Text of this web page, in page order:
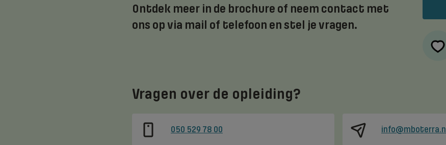
Ontdek meer in de brochure of neem contact met
ons op via mail of telefoon en stel je vragen.
Vragen over de opleiding?
050 529 78 00 info@mboterra.nl